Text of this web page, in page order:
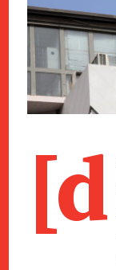
[d